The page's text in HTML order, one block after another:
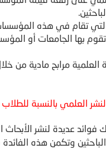
تقام في هذه
تقوم بها الجامعات أو
مرابح مادية من
العلمي بالنسبة للطلاب
فوائد عديدة لنشر الأبحاث
وتكمن هذه